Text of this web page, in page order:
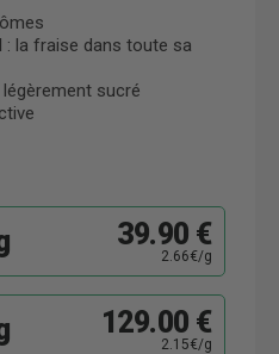
: la fraise dans toute sa
sucré
39.90 €
2.66€/g
129.00 €
2.15€/g